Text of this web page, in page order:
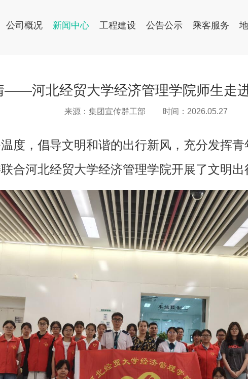
公司概况 新闻中心 工程建设 公告公示 乘客服务
——河北经贸大学经济管理学院师生走
来源：集团宣传群工部 时间：2026.05.27
度，倡导文明和谐的出行新风，充分发挥
合河北经贸大学经济管理学院开展了文明出